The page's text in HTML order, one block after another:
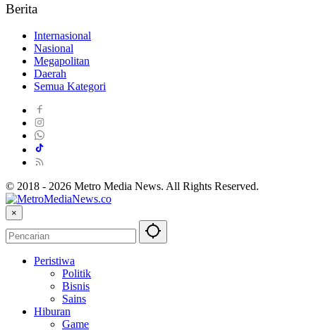
Berita
Internasional
Nasional
Megapolitan
Daerah
Semua Kategori
© 2018 - 2026 Metro Media News. All Rights Reserved.
×
Peristiwa
Politik
Bisnis
Sains
Hiburan
Game